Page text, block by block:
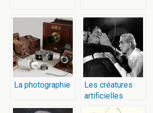
La photographie
Les créatures
artificielles